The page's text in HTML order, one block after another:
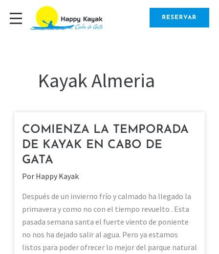
contenido
RESERVAR
Kayak Almeria
COMIENZA LA TEMPORADA
DE KAYAK EN CABO DE
GATA
Por Happy Kayak
Después de un invierno frío y calmado ha llegado la
primavera y como no con el tiempo revuelto . Esta
pasada semana santa el fuerte viento de poniente
no nos ha dejado salir al agua. Pero ya estamos
listos para poder ofrecer lo mejor del parque natural
COMIENZA
LA
DE
KAYAK
CABO
DE
GATA